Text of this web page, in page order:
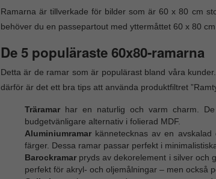
Ramarna är tillverkade för bilder som är 60 x 80 cm
behöver du en passepartout med yttermåttet 60 x 80
De 5 populäraste 60x80-ramarna
Detta är de ramar som är populärast bland våra
därför är det ett bra tips att använda produktfiltret
Träramarhar en naturlig och varm charm.
budgetvänligare alternativ i folierad MDF.
Aluminiumramarkännetecknas av en
färger. Dessa ramar passar perfekt i
Barockramarpryds av dekorelement i silver och
perfekt för akryl- och oljemålningar – men också